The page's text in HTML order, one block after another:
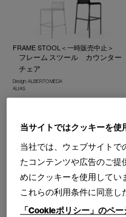
PROFESSIONAL
ONLINE STORE
FRAME STOOL＜一時販売中止＞
フレーム スツール カウンター
チェア
Design : ALBERTO MEDA
ALIAS
HIGHFRAME＜一時販売中止＞
ハイフレーム スタッキングチェ
ア
ALIAS
当サイトではクッキーを使
当社では、ウェブサイトで
たコンテンツや広告のご提
めにクッキーを使用してい
これらの利用条件に同意し
「Cookieポリシー」のペ